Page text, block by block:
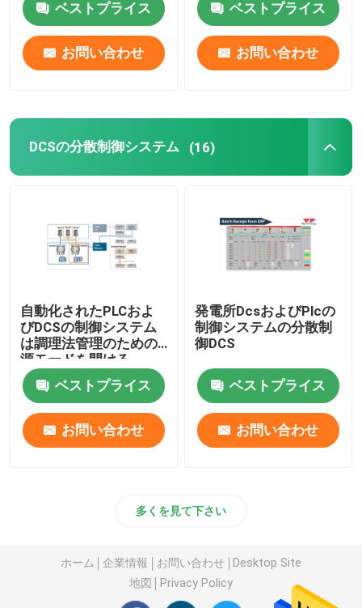
ベストプライス
お問い合わせ
ベストプライス
お問い合わせ
DCSの分散制御システム (16)
自動化されたPLCおよ
びDCSの制御システム
は調理法管理のための
源モードを開ける
ベストプライス
お問い合わせ
発電所DcsおよびPlcの
制御システムの分散制
御DCS
ベストプライス
お問い合わせ
多くを見て下さい
ホーム 企業情報 お問い合わせ
Desktop Site
地図
Privacy Policy